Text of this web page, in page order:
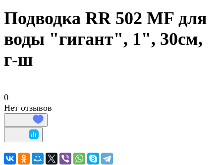
Подводка RR 502 MF для
воды "гигант", 1", 30см,
г-ш
0
Нет отзывов